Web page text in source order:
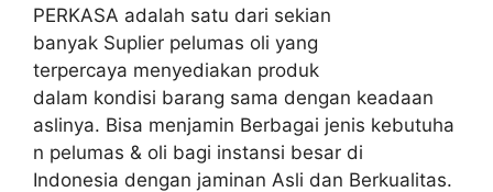
PERKASA adalah satu dari sekian
banyak Suplier pelumas oli yang
terpercaya menyediakan produk
dalam kondisi barang sama dengan keadaan
aslinya. Bisa menjamin Berbagai jenis kebutuha
n pelumas & oli bagi instansi besar di
Indonesia dengan jaminan Asli dan Berkualitas.